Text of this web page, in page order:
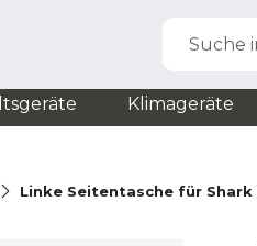
Suche
Klimageräte
Linke Seitentasche für Shark